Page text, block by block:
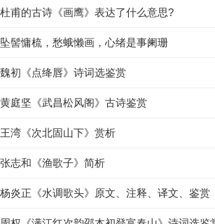
杜甫的古诗《画鹰》表达了什么意思?
坠髻慵梳，愁蛾懒画，心绪是事阑珊
魏初《点绛唇》诗词选鉴赏
黄庭坚《武昌松风阁》古诗鉴赏
王湾《次北固山下》赏析
张志和《渔歌子》简析
杨炎正《水调歌头》原文、注释、译文、鉴赏